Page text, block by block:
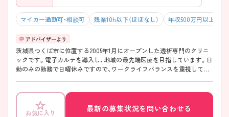
マイカー通勤可・相談可 残業10h以下（ほぼなし） 年収500万円以上可
茨城県つくば市に位置する2005年1月にオープンした透析専門のクリニ
ックです。電子カルテを導入し、地域の最先端医療を目指しています。日
勤のみの勤務で日曜休みですので、ワークライフバランスを重視して働
に便利です。 ご興味ある方には、面接対策ポイントなど、さらに詳細をお
話しいたしますのでお気軽にご相談ください。
お気に入り
最新の募集状況を問い合わせる